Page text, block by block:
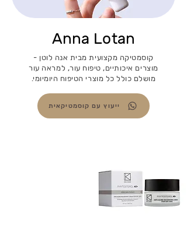
Anna Lotan
קוסמטיקה מקצועית מבית אנה לוטן -
מוצרים איכותיים, טיפוח עור, למראה עור
מושלם כולל כל מוצרי הטיפוח היומיומי.
ייעוץ עם קוסמטיקאית